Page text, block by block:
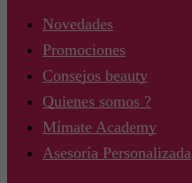
Novedades
Promociones
Consejos beauty
Quienes somos ?
Mímate Academy
Asesoría Personalizada